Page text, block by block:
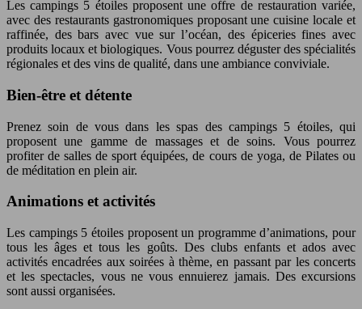
Les campings 5 étoiles proposent une offre de restauration variée,
avec des restaurants gastronomiques proposant une cuisine locale et
raffinée, des bars avec vue sur l’océan, des épiceries fines avec
produits locaux et biologiques. Vous pourrez déguster des spécialités
régionales et des vins de qualité, dans une ambiance conviviale.
Bien-être et détente
Prenez soin de vous dans les spas des campings 5 étoiles, qui
proposent une gamme de massages et de soins. Vous pourrez
profiter de salles de sport équipées, de cours de yoga, de Pilates ou
de méditation en plein air.
Animations et activités
Les campings 5 étoiles proposent un programme d’animations, pour
tous les âges et tous les goûts. Des clubs enfants et ados avec
activités encadrées aux soirées à thème, en passant par les concerts
et les spectacles, vous ne vous ennuierez jamais. Des excursions
sont aussi organisées.